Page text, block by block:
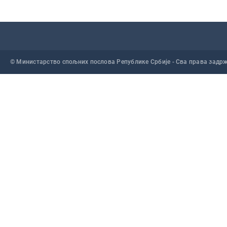
© Министарство спољних послова Републике Србије - Сва права